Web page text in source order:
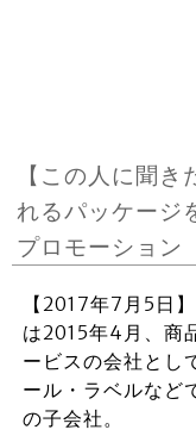
【この人に聞
れるパッケー
プロモーショ
【2017年7月5日
は2015年4月、商
ービスの会社とし
ール・ラベルなど
の子会社。